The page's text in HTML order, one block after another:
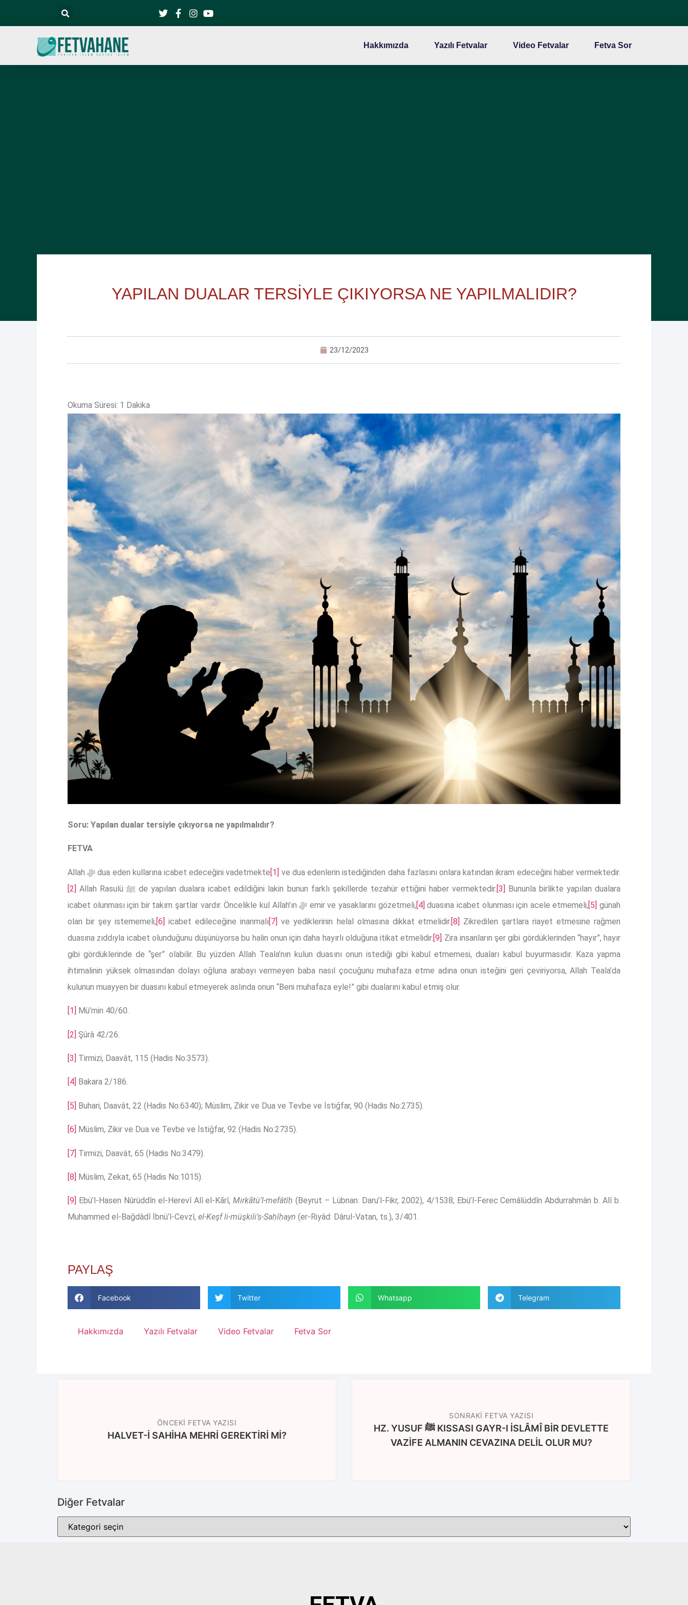
Hakkımızda Yazılı Fetvalar Video Fetvalar Fetva Sor
YAPILAN DUALAR TERSİYLE ÇIKIYORSA NE YAPILMALIDIR?
23/12/2023
Soru: Yapılan dualar tersiyle çıkıyorsa ne yapılmalıdır?
FETVA
Allah ﷻ dua eden kullarına icabet edeceğini vadetmekte[1] ve dua edenlerin istediğinden daha fazlasını onlara katından ikram edeceğini haber vermektedir.
[2]
Allah Rasulü ﷺ de yapılan dualara icabet edildiğini lakin bunun farklı şekillerde tezahür ettiğini haber vermektedir.[3] Bununla birlikte yapılan dualara
icabet olunması için bir takım şartlar vardır. Öncelikle kul Allah’ın ﷻ emir ve yasaklarını gözetmeli,[4] duasına icabet olunması için acele etmemeli,[5] günah
olan bir şey istememeli,[6] icabet edileceğine inanmalı[7] ve yediklerinin helal olmasına dikkat etmelidir.[8] Zikredilen şartlara riayet etmesine rağmen
duasına zıddıyla icabet olunduğunu düşünüyorsa bu halin onun için daha hayırlı olduğuna itikat etmelidir.[9] Zira insanların şer gibi gördüklerinden “hayır”, hayır
gibi gördüklerinde de “şer” olabilir. Bu yüzden Allah Teala’nın kulun duasını onun istediği gibi kabul etmemesi, duaları kabul buyurmasıdır. Kaza yapma
ihtimalinin yüksek olmasından dolayı oğluna arabayı vermeyen baba nasıl çocuğunu muhafaza etme adına onun isteğini geri çeviriyorsa, Allah Teala’da
kulunun muayyen bir duasını kabul etmeyerek aslında onun “Beni muhafaza eyle!” gibi dualarını kabul etmiş olur.
[1] Mü’min 40/60.
[2] Şûrâ 42/26.
[3] Tirmizi, Daavât, 115 (Hadis No:3573).
[4] Bakara 2/186.
[5] Buhari, Daavât, 22 (Hadis No:6340); Müslim, Zikir ve Dua ve Tevbe ve İstiğfar, 90 (Hadis No:2735).
[6] Müslim, Zikir ve Dua ve Tevbe ve İstiğfar, 92 (Hadis No:2735).
[7] Tirmizi, Daavât, 65 (Hadis No:3479).
[8] Müslim, Zekat, 65 (Hadis No:1015).
[9] Ebü’l-Hasen Nûrüddîn el-Herevî Alî el-Kārî,Mirḳātü’l-mefâtîḥ (Beyrut – Lübnan: Daru’l-Fikr, 2002), 4/1538; Ebü’l-Ferec Cemâlüddîn Abdurrahmân b. Alî b.
Muhammed el-Bağdâdî İbnü’l-Cevzî, el-Keşf li-müşkili’ṣ-Ṣaḥîḥayn (er-Riyâd: Dârul-Vatan, ts.), 3/401.
PAYLAŞ
Facebook Twitter Whatsapp Telegram
Hakkımızda Yazılı Fetvalar Video Fetvalar Fetva Sor
ÖNCEKI FETVA YAZISI
HALVET-İ SAHİHA MEHRİ GEREKTİRİ Mİ?
SONRAKI FETVA YAZISI
HZ. YUSUF ﷺ KISSASI GAYR-I İSLÂMÎ BİR DEVLETTE
VAZİFE ALMANIN CEVAZINA DELİL OLUR MU?
Diğer Fetvalar